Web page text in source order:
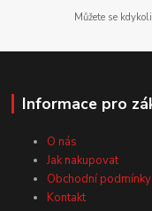
Můžete se
Informace pro
O nás
Jak nakupovat
Obchodní podmínky
Kontakt